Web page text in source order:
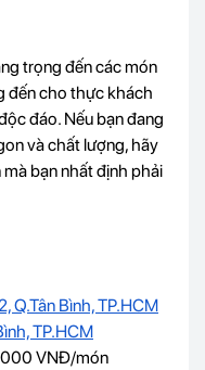
trọng đến các món
đến cho thực khách
đáo. Nếu bạn đang
và chất lượng, hãy
bạn nhất định phải
Q.Tân Bình, TP.HCM
TP.HCM
VNĐ/món